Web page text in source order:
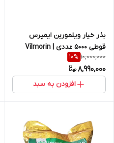
بذر خیار ویلمورین ایمپرس
قوطی 5000 عددی | Vilmorin
Impress Cucumber
10,000,000
10%
8,990,000
افزودن به سبد